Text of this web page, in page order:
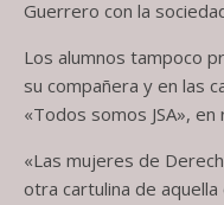
Guerrero con la
Los alumnos tampoco
su compañera y en las
«Todos somos JSA»,
«Las mujeres de
otra cartulina de aquella